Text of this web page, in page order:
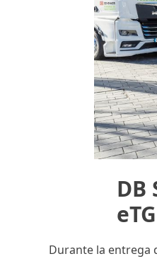
DB
Durante la entrega